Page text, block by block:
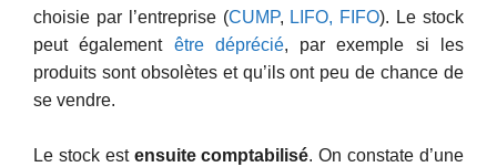
choisie par l’entreprise (CUMP, LIFO, FIFO). Le stock
peut également être déprécié, par exemple si les
produits sont obsolètes et qu’ils ont peu de chance de
se vendre.
Le stock est ensuite comptabilisé. On constate d’une